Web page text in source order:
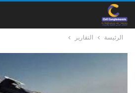
الرئيسة التقارير